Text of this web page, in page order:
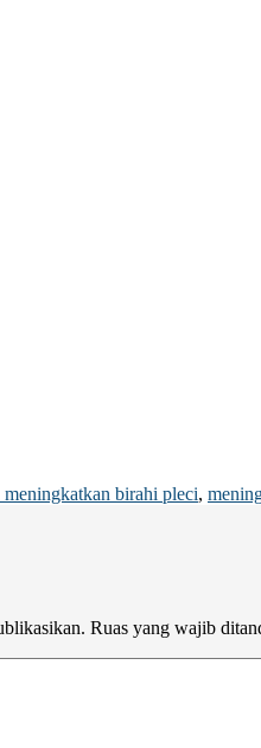
meningkatkan birahi pleci,
Ruas yang wajib